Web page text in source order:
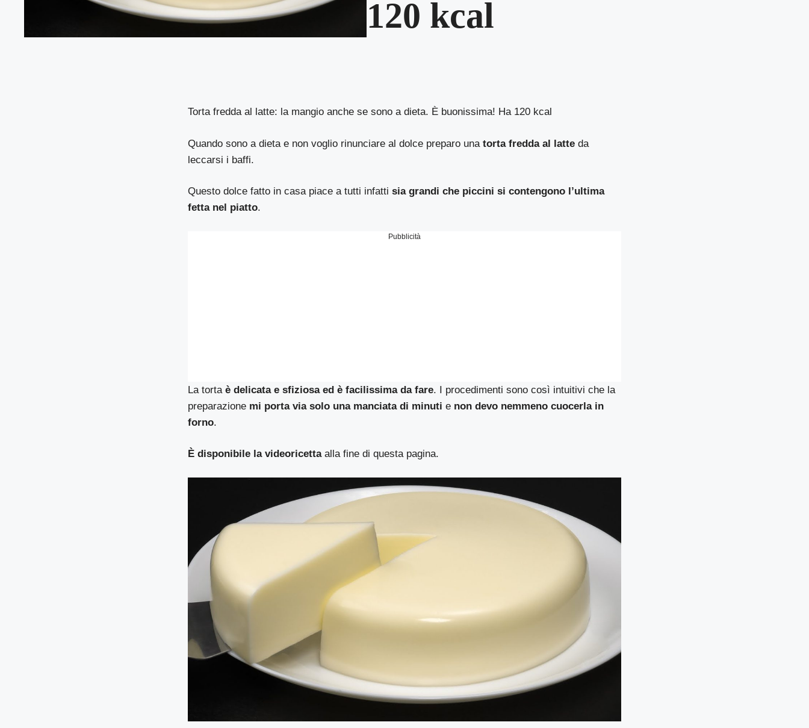
120 kcal
Torta fredda al latte: la mangio anche se sono a dieta. È buonissima! Ha 120 kcal
Quando sono a dieta e non voglio rinunciare al dolce preparo unatorta fredda al latte da
leccarsi i baffi.
Questo dolce fatto in casa piace a tutti infatti sia grandi che piccini si contengono l’ultima
fetta nel piatto.
Pubblicità
La tortaè delicata e sfiziosa ed è facilissima da fare. I procedimenti sono così intuitivi che la
preparazione mi porta via solo una manciata di minuti e non devo nemmeno cuocerla in
forno.
È disponibile la videoricettaalla fine di questa pagina.